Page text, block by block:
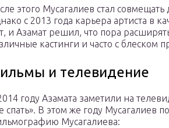
этого Мусагалиев стал
с 2013 года карьера артиста в
и Азамат решил, что пора
кастинги и часто с блеском
и телевидение
году Азамата заметили на
спать». В этом же году Мусагалиев
Мусагалиева: